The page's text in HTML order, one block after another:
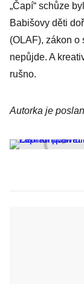
„Čapí“ schůze
Babišovy děti
(OLAF), zákon o
nepůjde. A
rušno.
Autorka je